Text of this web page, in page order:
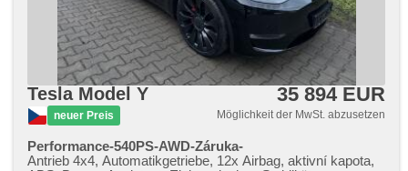
Tesla Model Y
neuer Preis
35 894 EUR
Möglichkeit der MwSt. abzusetzen
Performance-540PS-AWD-Záruka-
Antrieb 4x4, Automatikgetriebe, 12x Airbag, aktivní kapota,